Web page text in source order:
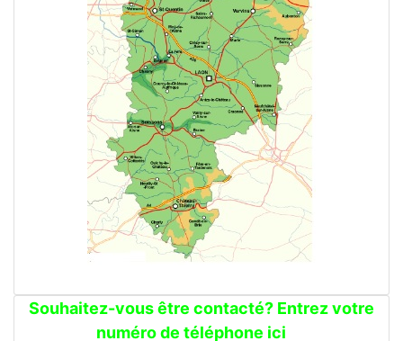
Souhaitez-vous être contacté? Entrez votre
numéro de téléphone ici